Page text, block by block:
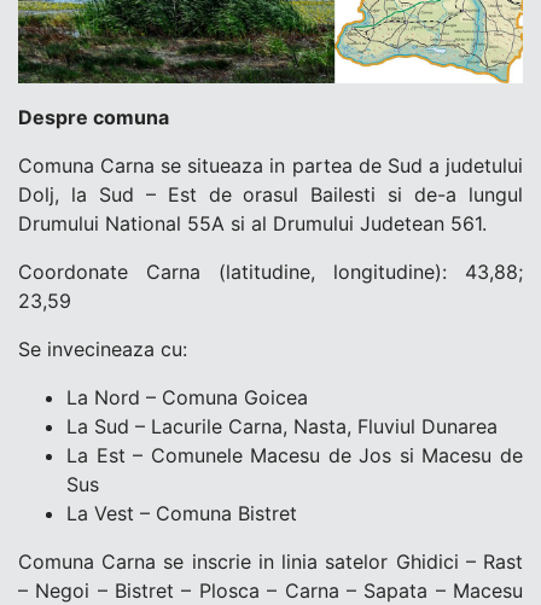
Despre comuna
Comuna Carna se situeaza in partea de Sud a judetului
Dolj, la Sud – Est de orasul Bailesti si de-a lungul
Drumului National 55A si al Drumului Judetean 561.
Coordonate Carna (latitudine, longitudine): 43,88;
23,59
Se invecineaza cu:
La Nord – Comuna Goicea
La Sud – Lacurile Carna, Nasta, Fluviul Dunarea
La Est – Comunele Macesu de Jos si Macesu de
Sus
La Vest – Comuna Bistret
Comuna Carna se inscrie in linia satelor Ghidici – Rast
– Negoi – Bistret – Plosca – Carna – Sapata – Macesu